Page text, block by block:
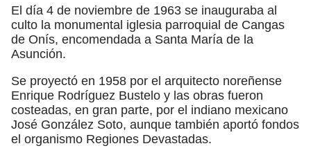
El día 4 de noviembre de 1963 se inauguraba al
culto la monumental iglesia parroquial de Cangas
de Onís, encomendada a Santa María de la
Asunción.
Se proyectó en 1958 por el arquitecto noreñense
Enrique Rodríguez Bustelo y las obras fueron
costeadas, en gran parte, por el indiano mexicano
José González Soto, aunque también aportó fondos
el organismo Regiones Devastadas.